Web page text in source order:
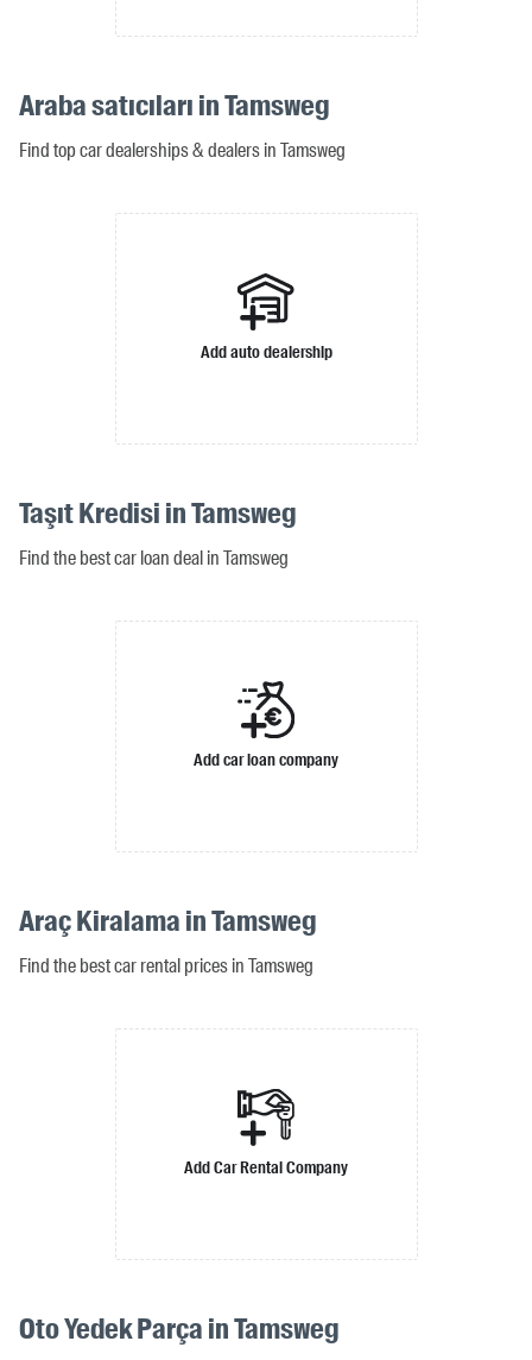
Araba satıcıları in Tamsweg
Find top car dealerships & dealers in Tamsweg
Add auto dealership
Taşıt Kredisi in Tamsweg
Find the best car loan deal in Tamsweg
Add car loan company
Araç Kiralama in Tamsweg
Find the best car rental prices in Tamsweg
Add Car Rental Company
Oto Yedek Parça in Tamsweg